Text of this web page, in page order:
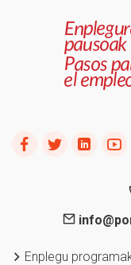
Enplegu